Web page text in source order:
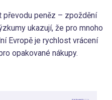
peněz – zpoždění
ukazují, že pro mnoho
Evropě je rychlost vrácení
opakované nákupy.